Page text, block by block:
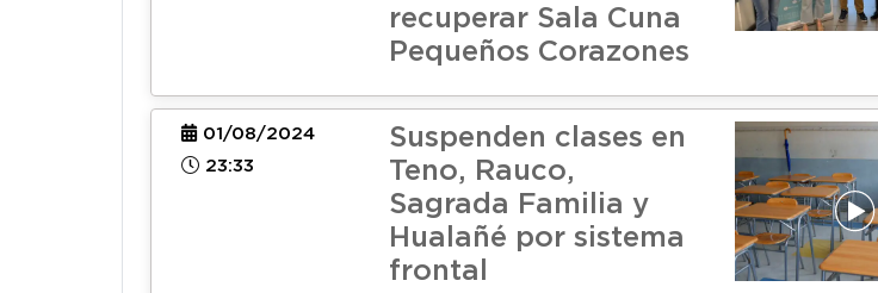
recuperar Sala Cuna
Pequeños Corazones
01/08/2024
23:33
Suspenden clases en
Teno, Rauco,
Sagrada Familia y
Hualañé por sistema
frontal